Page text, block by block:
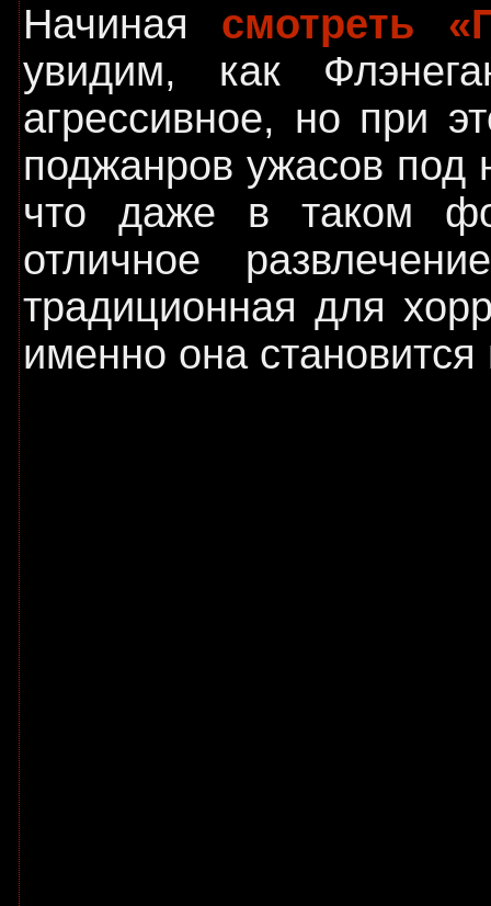
Начиная смотреть
увидим, как
агрессивное, но при
поджанров ужасов под
что даже в таком
отличное
традиционная для
именно она